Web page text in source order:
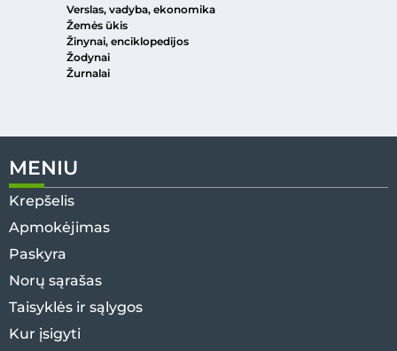
Verslas, vadyba, ekonomika
Žemės ūkis
Žinynai, enciklopedijos
Žodynai
Žurnalai
MENIU
Krepšelis
Apmokėjimas
Paskyra
Norų sąrašas
Taisyklės ir sąlygos
Kur įsigyti